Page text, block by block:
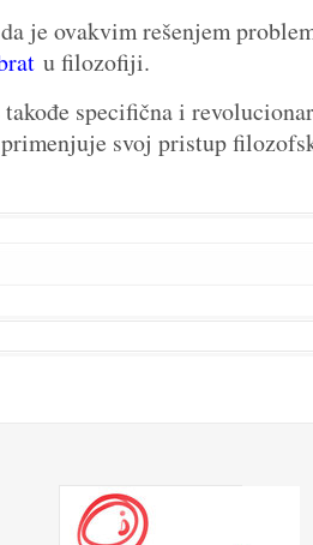
je ovakvim rešenjem
u filozofiji.
specifična i
svoj pristup